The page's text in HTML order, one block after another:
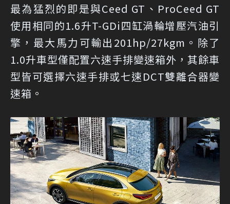
最為猛烈的即是與Ceed GT、ProCeed GT
使用相同的1.6升T-GDi四缸渦輪增壓汽油引
擎，最大馬力可輸出201hp/27kgm。除了
1.0升車型僅配置六速手排變速箱外，其餘車
型皆可選擇六速手排或七速DCT雙離合器變
速箱。